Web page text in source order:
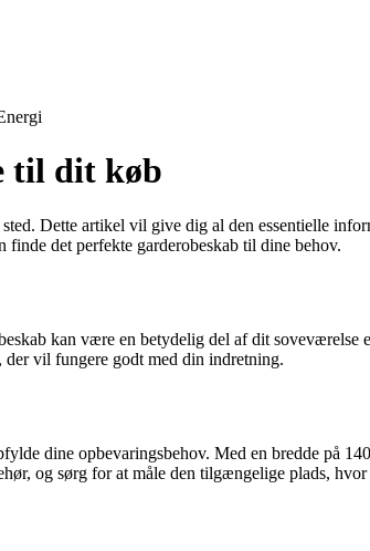
til dit køb
Dette artikel vil give dig al den essentielle
det perfekte garderobeskab til dine behov.
kan være en betydelig del af dit
der vil fungere godt med din indretning.
dine opbevaringsbehov. Med en bredde på
og sørg for at måle den tilgængelige plads, hvor